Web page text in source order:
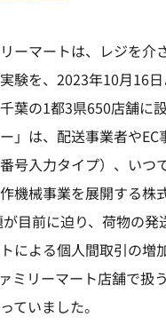
ーマートは、レジを介
験を、2023年10月16
葉の1都3県650店舗に
ー」は、配送事業者や
号入力タイプ）、いつ
機械事業を展開する株
目前に迫り、荷物の
による個人間取引の増
ミリーマート店舗で扱
ていました。